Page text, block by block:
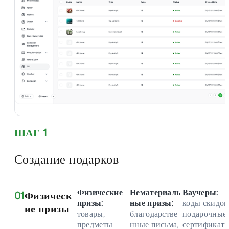
ШАГ 1
Создание подарков
01Физическ
ие призы
Физические
призы:
товары,
предметы
Нематериаль
ные призы:
благодарстве
нные письма,
Ваучеры:
коды
подарочные